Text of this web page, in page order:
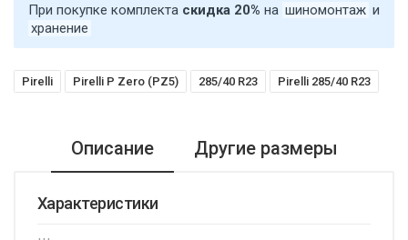
При покупке комплекта скидка 20% на шиномонтаж и
хранение
Pirelli Pirelli P Zero (PZ5) 285/40 R23 Pirelli 285/40 R23
Описание Другие размеры
Характеристики